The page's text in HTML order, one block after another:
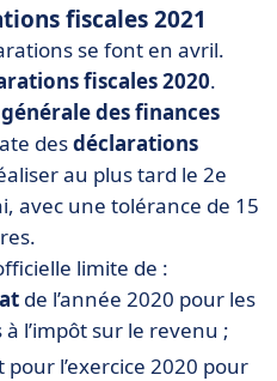
fiscales 2021
se font en avril.
fiscales 2020.
des finances
desdéclarations
au plus tard le 2e
avec une tolérance de 15
limite de :
de l’année 2020 pour les
l’impôt sur le revenu ;
l’exercice 2020 pour